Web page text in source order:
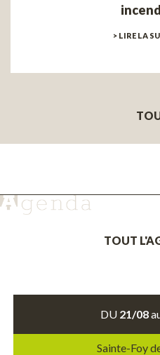
> LIRE LA
TOUT
DU 21/08
Sainte-Foy